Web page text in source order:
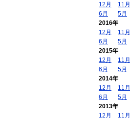
12月
11月
6月
5月
2016年
12月
11月
6月
5月
2015年
12月
11月
6月
5月
2014年
12月
11月
6月
5月
2013年
12月
11月